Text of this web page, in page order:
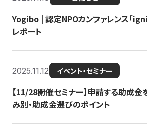
Yogibo | 認定NPOカンファレンス「
レポート
2025.11.12 イベント・セミナー
【11/28開催セミナー】申請する助成金
み別・助成金選びのポイント